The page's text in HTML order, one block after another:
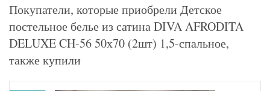
Покупатели, которые приобрели Детское
постельное белье из сатина DIVA AFRODITA
DELUXE CH-56 50х70 (2шт) 1,5-спальное,
также купили